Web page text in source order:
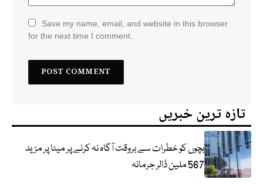
Save my name, email, and website in this browser
for the next time I comment.
تازہ ترین خبریں
بچوں کو خطرات سے بروقت آگاہ نہ کرنے پر میٹا پر مزید
567 ملین ڈالر جرمانہ